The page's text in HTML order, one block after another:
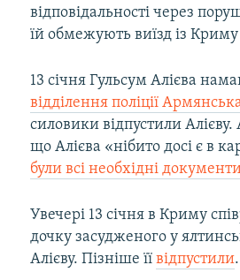
відповідальності через
їй обмежують виїзд із
13 січня Гульсум Алієва
відділення поліції
силовики відпустили
що Алієва «нібито досі є в
були всі необхідні
Увечері 13 січня в Криму
дочку засудженого у
Алієву. Пізніше їївідпустили.